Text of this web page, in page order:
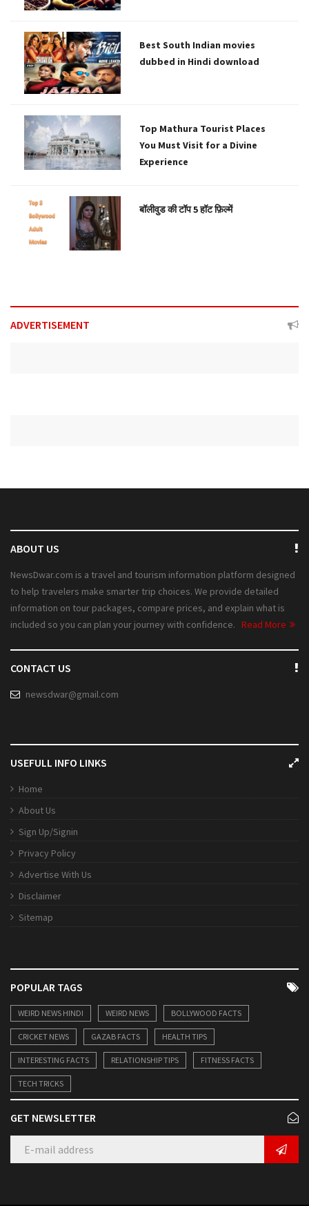
Best South Indian movies
dubbed in Hindi download
Top Mathura Tourist Places
You Must Visit for a Divine
Experience
बॉलीवुड की टॉप 5 हॉट फ़िल्में
ADVERTISEMENT
ABOUT US
NewsDwar.com is a travel and tourism information platform designed
to help travelers make smarter trip choices. We provide detailed
information on tour packages, compare prices, and explain what is
included so you can plan your journey with confidence. Read More
CONTACT US
newsdwar@gmail.com
USEFULL INFO LINKS
Home
About Us
Sign Up/Signin
Privacy Policy
Advertise With Us
Disclaimer
Sitemap
POPULAR TAGS
WEIRD NEWS HINDI WEIRD NEWS BOLLYWOOD FACTS
CRICKET NEWS GAZAB FACTS HEALTH TIPS
INTERESTING FACTS RELATIONSHIP TIPS FITNESS FACTS
TECH TRICKS
GET NEWSLETTER